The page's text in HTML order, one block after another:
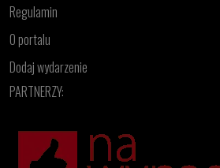
Regulamin
O portalu
Dodaj wydarzenie
PARTNERZY: